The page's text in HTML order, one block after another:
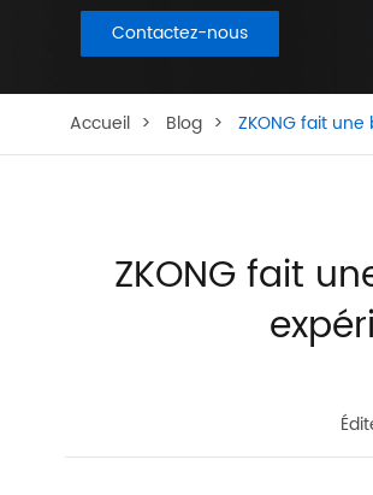
Contactez-nous
Accueil Blog ZKONG fait
ZKONG fait